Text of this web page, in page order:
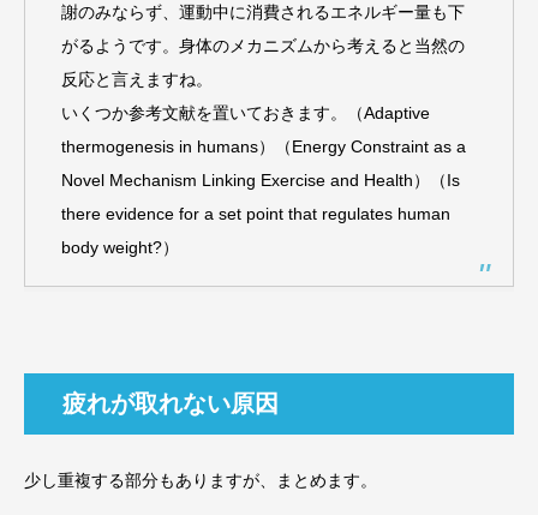
謝のみならず、運動中に消費されるエネルギー量も下
がるようです。身体のメカニズムから考えると当然の
反応と言えますね。
いくつか参考文献を置いておきます。（Adaptive
thermogenesis in humans）（Energy Constraint as a
Novel Mechanism Linking Exercise and Health）（Is
there evidence for a set point that regulates human
body weight?）
疲れが取れない原因
少し重複する部分もありますが、まとめます。